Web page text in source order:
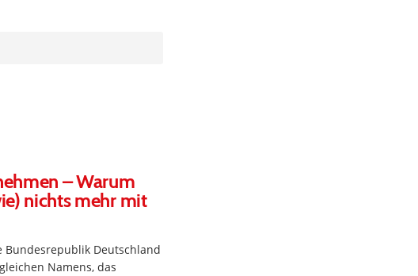
– Warum
nichts mehr mit
Bundesrepublik Deutschland
Namens, das